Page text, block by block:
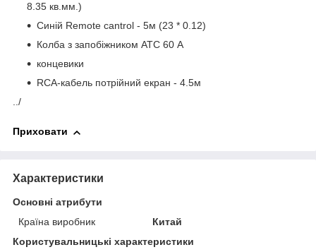
8.35 кв.мм.)
Синій Remote cantrol - 5м (23 * 0.12)
Колба з запобіжником ATC 60 А
концевики
RCA-кабель потрійний екран - 4.5м
../
Приховати
Характеристики
Основні атрибути
Країна виробник
Китай
Користувальницькі характеристики